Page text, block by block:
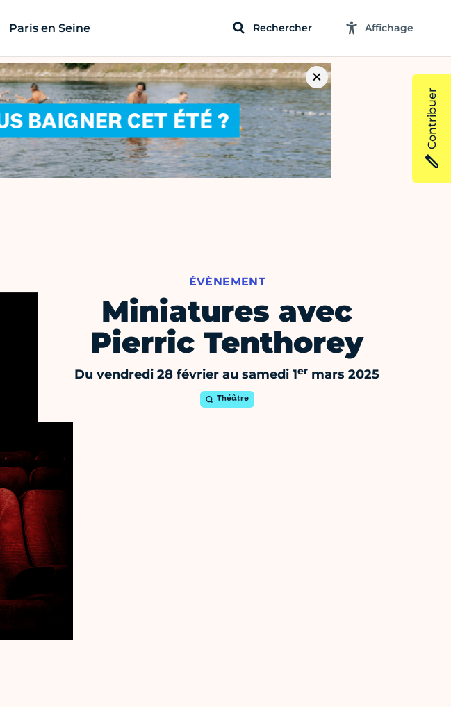
Paris en Seine Rechercher Affichage
ÉVÈNEMENT
Miniatures avec
Pierric Tenthorey
Du vendredi 28 février au samedi 1er mars 2025
Théâtre
Contribuer